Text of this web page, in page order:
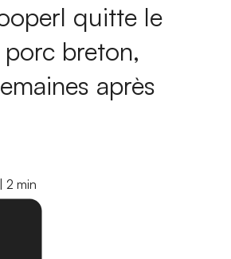
quitte le
breton,
après
2 min